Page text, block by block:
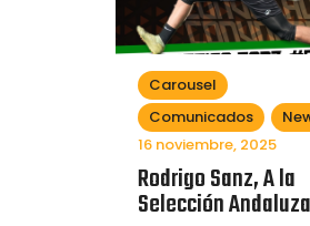
Carousel
Comunicados
16 noviembre, 2025
Rodrigo Sanz, A la
Selección Andaluza